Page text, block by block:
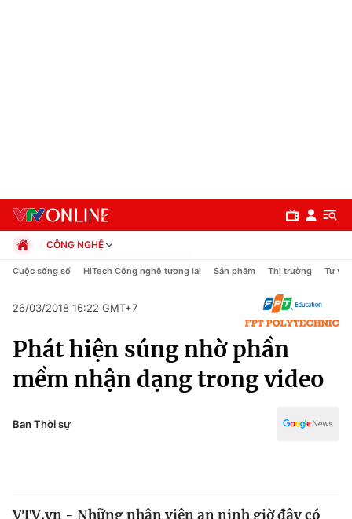
Chính trị
CÔNG NGHỆ
Chính trị
Pháp luật
Thể thao
Truyền hình
Văn hóa - Giải trí
Đời sống
Cuộc sống số HiTech Công nghệ tương lai Sản phẩm Thị trường Tư vấn
26/03/2018 16:22 GMT+7
Phát hiện súng nhờ phần
mềm nhận dạng trong video
Ban Thời sự
VTV.vn - Những nhân viên an ninh giờ đây có